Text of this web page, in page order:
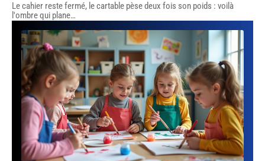
Le cahier reste fermé, le cartable pèse deux fois son poids : voilà
l'ombre qui plane…